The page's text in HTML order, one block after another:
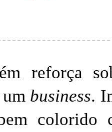
reforça
business.
colorido